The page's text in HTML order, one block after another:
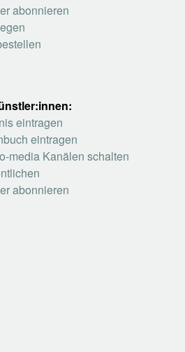
abonnieren
eintragen
eintragen
media Kanälen schalten
abonnieren